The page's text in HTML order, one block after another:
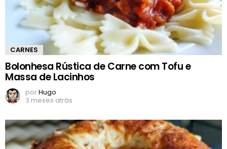
CARNES
Bolonhesa Rústica de Carne com Tofu e
Massa de Lacinhos
porHugo
3 meses atrás